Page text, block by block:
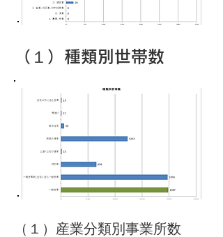
​（１）種類別世帯数
（１）産業分類別事業所数